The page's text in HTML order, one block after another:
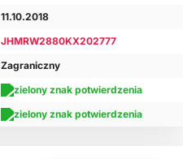
11.10.2018
JHMRW2880KX202777
Zagraniczny